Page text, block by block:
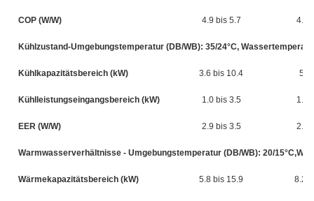
COP (W/W) 4.9 bis 5.7 4.7
Kühlzustand-Umgebungstemperatur (DB/WB): 35/24°C,
Kühlkapazitätsbereich (kW) 3.6 bis 10.4
Kühlleistungseingangsbereich (kW) 1.0 bis 3.5 1.5
EER (W/W) 2.9 bis 3.5 2.8
Warmwasserverhältnisse - Umgebungstemperatur (DB/WB): 20/
Wärmekapazitätsbereich (kW) 5.8 bis 15.9 8.2